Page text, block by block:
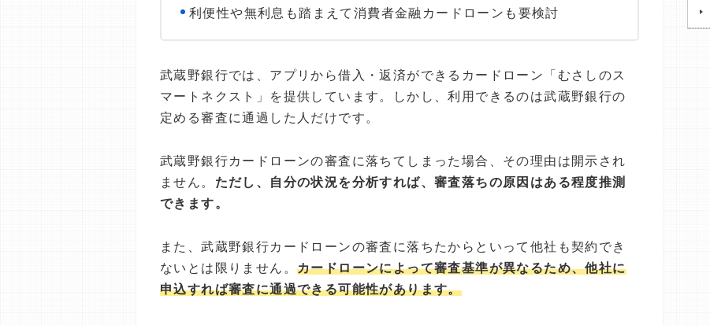
利便性や無利息も踏まえて消費者金融カードローンも要検討
武蔵野銀行では、アプリから借入・返済ができるカードローン「むさしのス
マートネクスト」を提供しています。しかし、利用できるのは武蔵野銀行の
定める審査に通過した人だけです。
武蔵野銀行カードローンの審査に落ちてしまった場合、その理由は開示され
ません。 ただし、自分の状況を分析すれば、審査落ちの原因はある程度推測
できます。
また、武蔵野銀行カードローンの審査に落ちたからといって他社も契約でき
ないとは限りません。 カードローンによって審査基準が異なるため、他社に
申込すれば審査に通過できる可能性があります。